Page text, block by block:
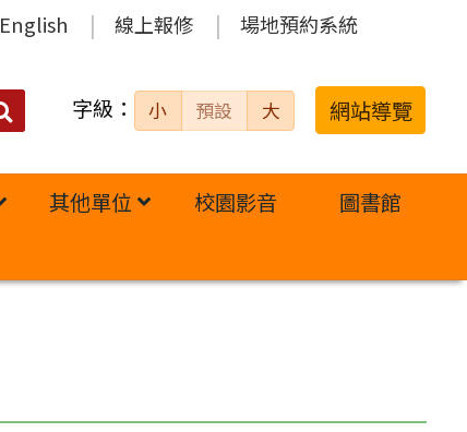
English 線上報修 場地預約系統
搜
字級： 小 預設 大 網站導覽
其他單位 校園影音
圖書館